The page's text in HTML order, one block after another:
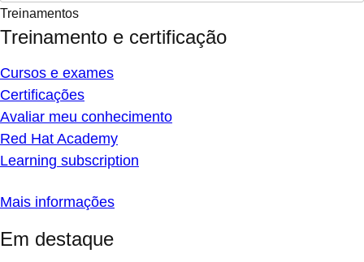
Treinamentos
Treinamento e certificação
Cursos e exames
Certificações
Avaliar meu conhecimento
Red Hat Academy
Learning subscription
Mais informações
Em destaque